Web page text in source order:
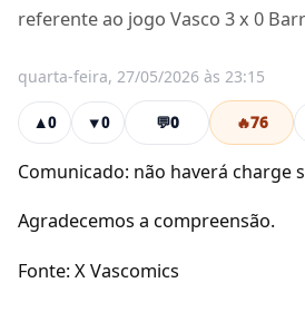
referente ao jogo Vasco 3 x 0
quarta-feira, 27/05/2026 às 23:15
▲0 ▼0 💬0 🔥76
Comunicado: não haverá charge
Agradecemos a compreensão.
Fonte: X Vascomics